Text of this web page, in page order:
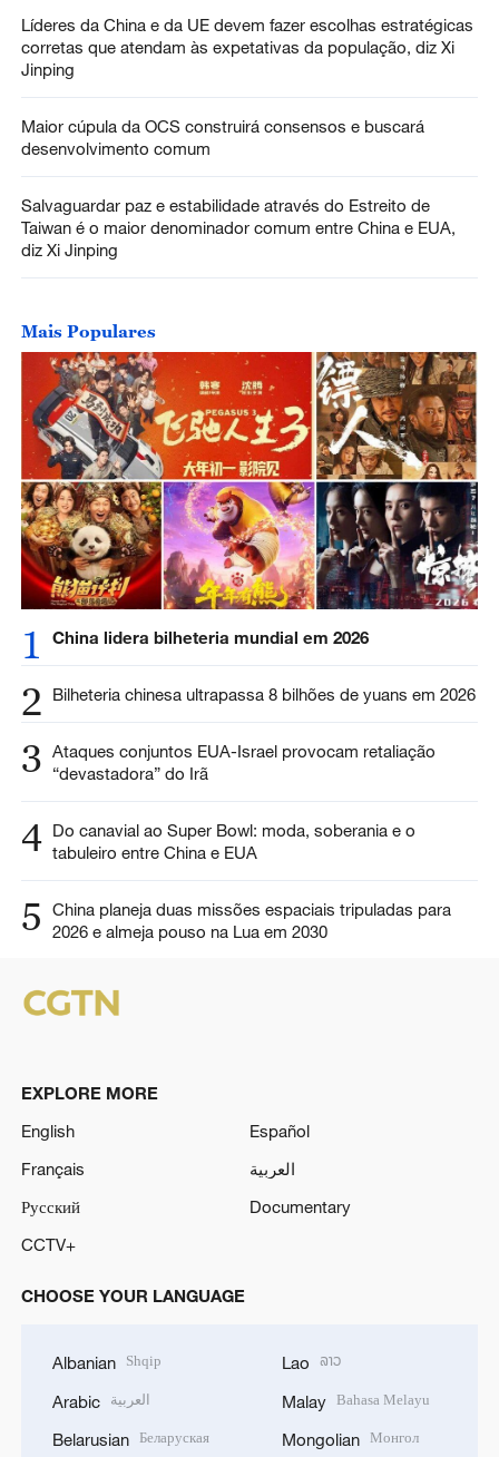
Líderes da China e da UE devem fazer escolhas estratégicas
corretas que atendam às expetativas da população, diz Xi
Jinping
Maior cúpula da OCS construirá consensos e buscará
desenvolvimento comum
Salvaguardar paz e estabilidade através do Estreito de
Taiwan é o maior denominador comum entre China e EUA,
diz Xi Jinping
Mais Populares
1 China lidera bilheteria mundial em 2026
2 Bilheteria chinesa ultrapassa 8 bilhões de yuans em 2026
3 Ataques conjuntos EUA-Israel provocam retaliação
“devastadora” do Irã
4 Do canavial ao Super Bowl: moda, soberania e o
tabuleiro entre China e EUA
5
China planeja duas missões espaciais tripuladas para
2026 e almeja pouso na Lua em 2030
EXPLORE MORE
English
Español
Français
العربية
Русский
Documentary
CCTV+
CHOOSE YOUR LANGUAGE
Albanian Shqip
Arabic العربية
Belarusian Беларуская
Lao ລາວ
Malay Bahasa Melayu
Mongolian Монгол